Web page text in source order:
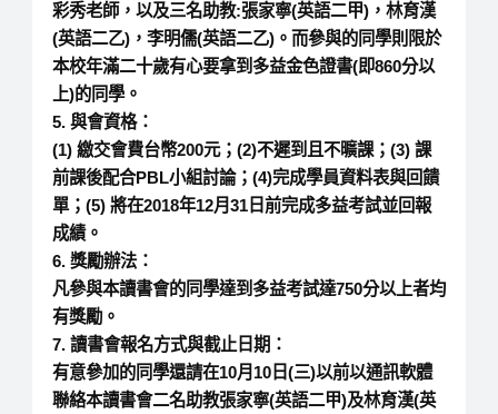
彩秀老師，以及三名助教:張家寧(英語二甲)，林育漢
(英語二乙)，李明儒(英語二乙)。而參與的同學則限於
本校年滿二十歲有心要拿到多益金色證書(即860分以
上)的同學。
5. 與會資格：
(1) 繳交會費台幣200元；(2)不遲到且不曠課；(3) 課
前課後配合PBL小組討論；(4)完成學員資料表與回饋
單；(5) 將在2018年12月31日前完成多益考試並回報
成績。
6. 獎勵辦法：
凡參與本讀書會的同學達到多益考試達750分以上者均
有獎勵。
7. 讀書會報名方式與截止日期：
有意參加的同學還請在10月10日(三)以前以通訊軟體
聯絡本讀書會二名助教張家寧(英語二甲)及林育漢(英